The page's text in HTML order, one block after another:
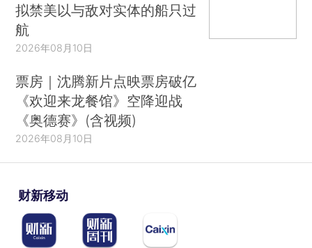
拟禁美以与敌对实体的船只过
航
2026年08月10日
票房｜沈腾新片点映票房破亿
《欢迎来龙餐馆》空降迎战
《奥德赛》(含视频)
2026年08月10日
财新移动